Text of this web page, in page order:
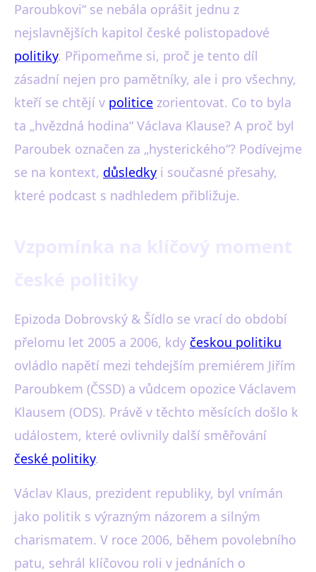
Paroubkovi“ se nebála oprášit jednu z
nejslavnějších kapitol české polistopadové
politiky. Připomeňme si, proč je tento díl
zásadní nejen pro pamětníky, ale i pro všechny,
kteří se chtějí v politice zorientovat. Co to byla
ta „hvězdná hodina“ Václava Klause? A proč byl
Paroubek označen za „hysterického“? Podívejme
se na kontext, důsledky i současné přesahy,
které podcast s nadhledem přibližuje.
Epizoda Dobrovský & Šídlo se vrací do období
přelomu let 2005 a 2006, kdy českou politiku
ovládlo napětí mezi tehdejším premiérem Jiřím
Paroubkem (ČSSD) a vůdcem opozice Václavem
Klausem (ODS). Právě v těchto měsících došlo k
událostem, které ovlivnily další směřování
české politiky.
Václav Klaus, prezident republiky, byl vnímán
jako politik s výrazným názorem a silným
charismatem. V roce 2006, během povolebního
patu, sehrál klíčovou roli v jednáních o